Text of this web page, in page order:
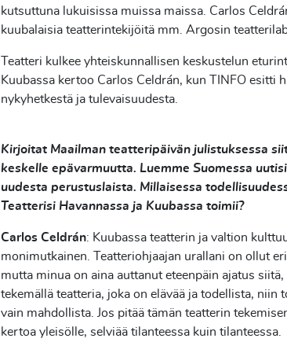
kutsuttuna lukuisissa muissa maissa. Carlos
kuubalaisia teatterintekijöitä mm. Argosin
Teatteri kulkee yhteiskunnallisen keskustelun
Kuubassa kertoo Carlos Celdrán, kun TINFO esitti
nykyhetkestä ja tulevaisuudesta.
Kirjoitat Maailman teatteripäivän julistuksessa
keskelle epävarmuutta. Luemme Suomessa
uudesta perustuslaista. Millaisessa
Teatterisi Havannassa ja Kuubassa toimii?
Carlos Celdrán: Kuubassa teatterin ja valtion
monimutkainen. Teatteriohjaajan urallani on ollut
mutta minua on aina auttanut eteenpäin ajatus
tekemällä teatteria, joka on elävää ja todellista, niin
vain mahdollista. Jos pitää tämän teatterin
kertoa yleisölle, selviää tilanteessa kuin tilanteessa.